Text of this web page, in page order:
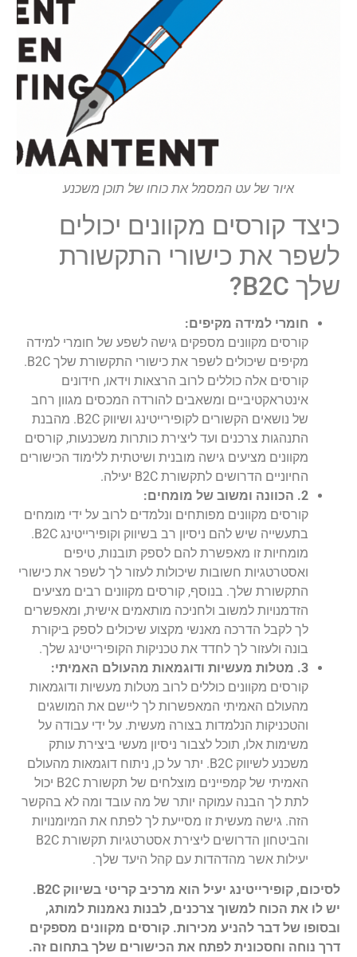
איור של עט המסמל את כוחו של תוכן משכנע
כיצד קורסים מקוונים יכולים
לשפר את כישורי התקשורת
שלך B2C?
חומרי למידה מקיפים:
קורסים מקוונים מספקים גישה לשפע של חומרי למידה
מקיפים שיכולים לשפר את כישורי התקשורת שלך B2C.
קורסים אלה כוללים לרוב הרצאות וידאו, חידונים
אינטראקטיביים ומשאבים להורדה המכסים מגוון רחב
של נושאים הקשורים לקופירייטינג ושיווק B2C. מהבנת
התנהגות צרכנים ועד ליצירת כותרות משכנעות, קורסים
מקוונים מציעים גישה מובנית ושיטתית ללימוד הכישורים
החיוניים הדרושים לתקשורת B2C יעילה.
2. הכוונה ומשוב של מומחים:
קורסים מקוונים מפותחים ונלמדים לרוב על ידי מומחים
בתעשייה שיש להם ניסיון רב בשיווק וקופירייטינג B2C.
מומחיות זו מאפשרת להם לספק תובנות, טיפים
ואסטרטגיות חשובות שיכולות לעזור לך לשפר את כישורי
התקשורת שלך. בנוסף, קורסים מקוונים רבים מציעים
הזדמנויות למשוב ולחניכה מותאמים אישית, ומאפשרים
לך לקבל הדרכה מאנשי מקצוע שיכולים לספק ביקורת
בונה ולעזור לך לחדד את טכניקות הקופירייטינג שלך.
3. מטלות מעשיות ודוגמאות מהעולם האמיתי:
קורסים מקוונים כוללים לרוב מטלות מעשיות ודוגמאות
מהעולם האמיתי המאפשרות לך ליישם את המושגים
והטכניקות הנלמדות בצורה מעשית. על ידי עבודה על
משימות אלו, תוכל לצבור ניסיון מעשי ביצירת עותק
משכנע לשיווק B2C. יתר על כן, ניתוח דוגמאות מהעולם
האמיתי של קמפיינים מוצלחים של תקשורת B2C יכול
לתת לך הבנה עמוקה יותר של מה עובד ומה לא בהקשר
הזה. גישה מעשית זו מסייעת לך לפתח את המיומנויות
והביטחון הדרושים ליצירת אסטרטגיות תקשורת B2C
יעילות אשר מהדהדות עם קהל היעד שלך.
לסיכום, קופירייטינג יעיל הוא מרכיב קריטי בשיווק B2C.
יש לו את הכוח למשוך צרכנים, לבנות נאמנות למותג,
ובסופו של דבר להניע מכירות. קורסים מקוונים מספקים
דרך נוחה וחסכונית לפתח את הכישורים שלך בתחום זה.